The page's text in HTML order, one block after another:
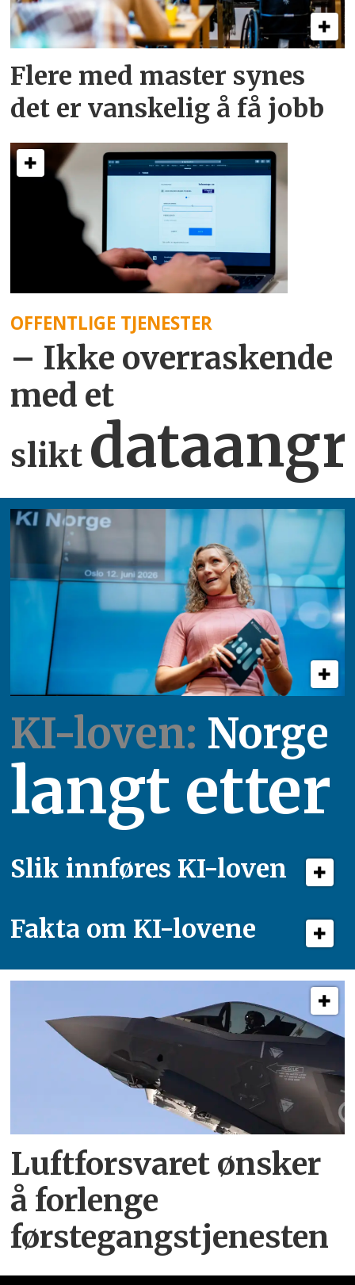
Flere med master synes
det er vanskelig å få jobb
OFFENTLIGE TJENESTER
– Ikke overraskende
med et
slikt
KI-loven: Norge
langt etter
Slik innføres KI-loven
Fakta om KI-lovene
Luftforsvaret ønsker
å forlenge
førstegangstjenesten